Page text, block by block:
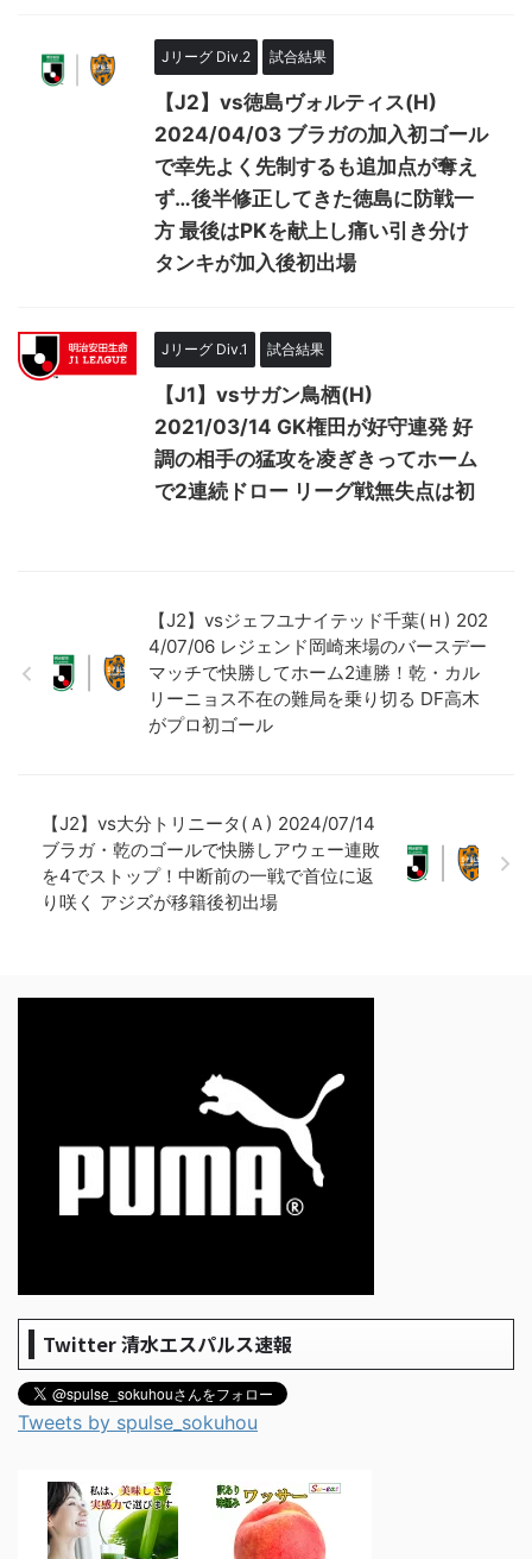
Jリーグ Div.2 試合結果
【J2】vs徳島ヴォルティス(H)
2024/04/03 ブラガの加入初ゴール
で幸先よく先制するも追加点が奪え
ず…後半修正してきた徳島に防戦一
方 最後はPKを献上し痛い引き分け
タンキが加入後初出場
Jリーグ Div.1 試合結果
【J1】vsサガン鳥栖(H)
2021/03/14 GK権田が好守連発 好
調の相手の猛攻を凌ぎきってホーム
で2連続ドロー リーグ戦無失点は初
【J2】vsジェフユナイテッド千葉(Ｈ) 202
4/07/06 レジェンド岡崎来場のバースデー
マッチで快勝してホーム2連勝！乾・カル
リーニョス不在の難局を乗り切る DF高木
がプロ初ゴール
【J2】vs大分トリニータ(Ａ) 2024/07/14
ブラガ・乾のゴールで快勝しアウェー連敗
を4でストップ！中断前の一戦で首位に返
り咲く アジズが移籍後初出場
Twitter 清水エスパルス速報
Tweets by spulse_sokuhou